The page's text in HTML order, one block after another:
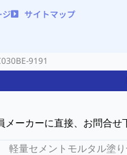
ジ サイトマップ
9191
ーカーに直接、お問合せ
軽量セメントモルタル塗